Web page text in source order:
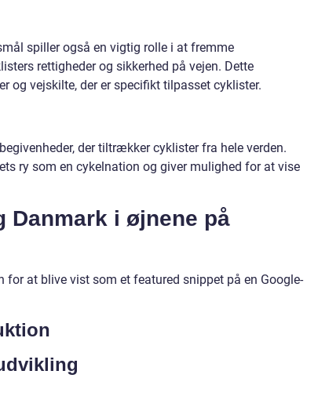
spiller også en vigtig rolle i at fremme
rettigheder og sikkerhed på vejen. Dette
og vejskilte, der er specifikt tilpasset cyklister.
der tiltrækker cyklister fra hele verden.
ry som en cykelnation og giver mulighed for at vise
Danmark i øjnene på
for at blive vist som et featured snippet på en Google-